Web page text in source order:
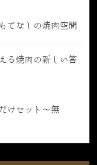
てなしの焼肉空間
る焼肉の新しい答
けセット〜無